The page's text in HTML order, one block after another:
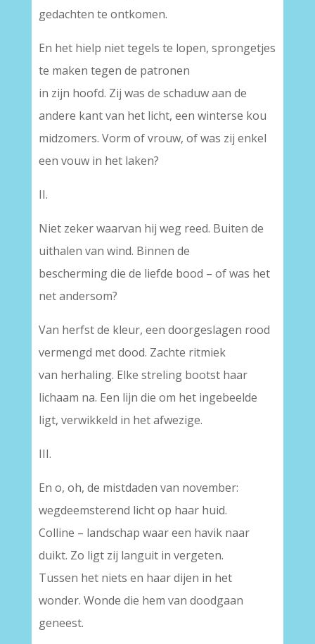
gedachten te ontkomen.
En het hielp niet tegels te lopen, sprongetjes
te maken tegen de patronen
in zijn hoofd. Zij was de schaduw aan de
andere kant van het licht, een winterse kou
midzomers. Vorm of vrouw, of was zij enkel
een vouw in het laken?
II.
Niet zeker waarvan hij weg reed. Buiten de
uithalen van wind. Binnen de
bescherming die de liefde bood – of was het
net andersom?
Van herfst de kleur, een doorgeslagen rood
vermengd met dood. Zachte ritmiek
van herhaling. Elke streling bootst haar
lichaam na. Een lijn die om het ingebeelde
ligt, verwikkeld in het afwezige.
III.
En o, oh, de mistdaden van november:
wegdeemsterend licht op haar huid.
Colline – landschap waar een havik naar
duikt. Zo ligt zij languit in vergeten.
Tussen het niets en haar dijen in het
wonder. Wonde die hem van doodgaan
geneest.